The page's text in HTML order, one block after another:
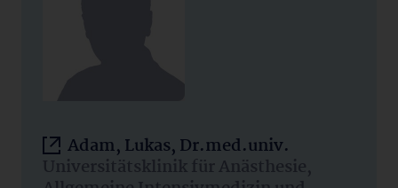
Adam, Lukas, Dr.med.univ.
Universitätsklinik für Anästhesie,